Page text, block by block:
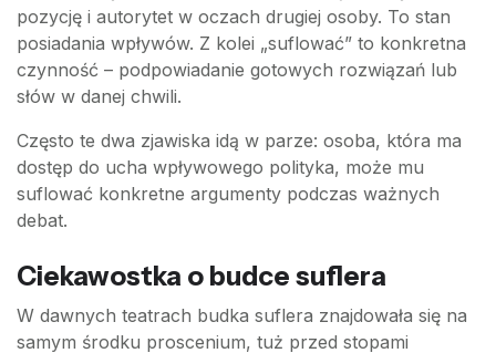
pozycję i autorytet w oczach drugiej osoby. To stan
posiadania wpływów. Z kolei „suflować” to konkretna
czynność – podpowiadanie gotowych rozwiązań lub
słów w danej chwili.
Często te dwa zjawiska idą w parze: osoba, która ma
dostęp do ucha wpływowego polityka, może mu
suflować konkretne argumenty podczas ważnych
debat.
Ciekawostka o budce suflera
W dawnych teatrach budka suflera znajdowała się na
samym środku proscenium, tuż przed stopami